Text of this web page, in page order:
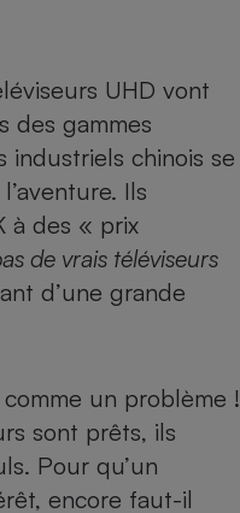
UHD vont
des gammes
industriels chinois se
Ils
à des « prix
de vrais téléviseurs
d’une grande
un problème !
sont prêts, ils
Pour qu’un
encore faut-il
Plaque de cuisson à
induction
Climatiseur -
Téléphone mobile -
Antivirus
Radiateur électrique